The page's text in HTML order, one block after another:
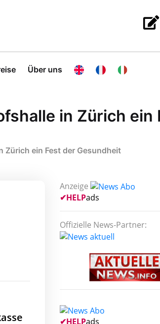
Über uns
in Zürich ein
Zürich ein Fest der Gesundheit
Anzeige
✔HELPads
Offizielle News-Partner:
✔HELPads